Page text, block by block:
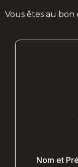
Vous êtes au bon
Nom et